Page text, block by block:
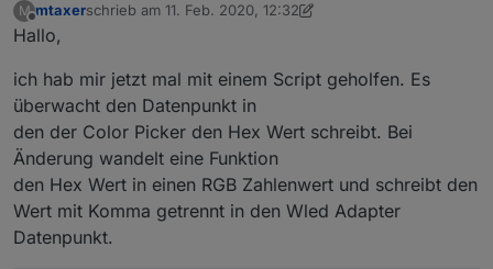
M
Offline
mtaxerschrieb am 11. Feb. 2020, 12:32
zuletzt editiert von mtaxer 2. Nov. 2020, 13:34
Hallo,
ich hab mir jetzt mal mit einem Script geholfen. Es
überwacht den Datenpunkt in
den der Color Picker den Hex Wert schreibt. Bei
Änderung wandelt eine Funktion
den Hex Wert in einen RGB Zahlenwert und schreibt den
Wert mit Komma getrennt in den Wled Adapter
Datenpunkt.